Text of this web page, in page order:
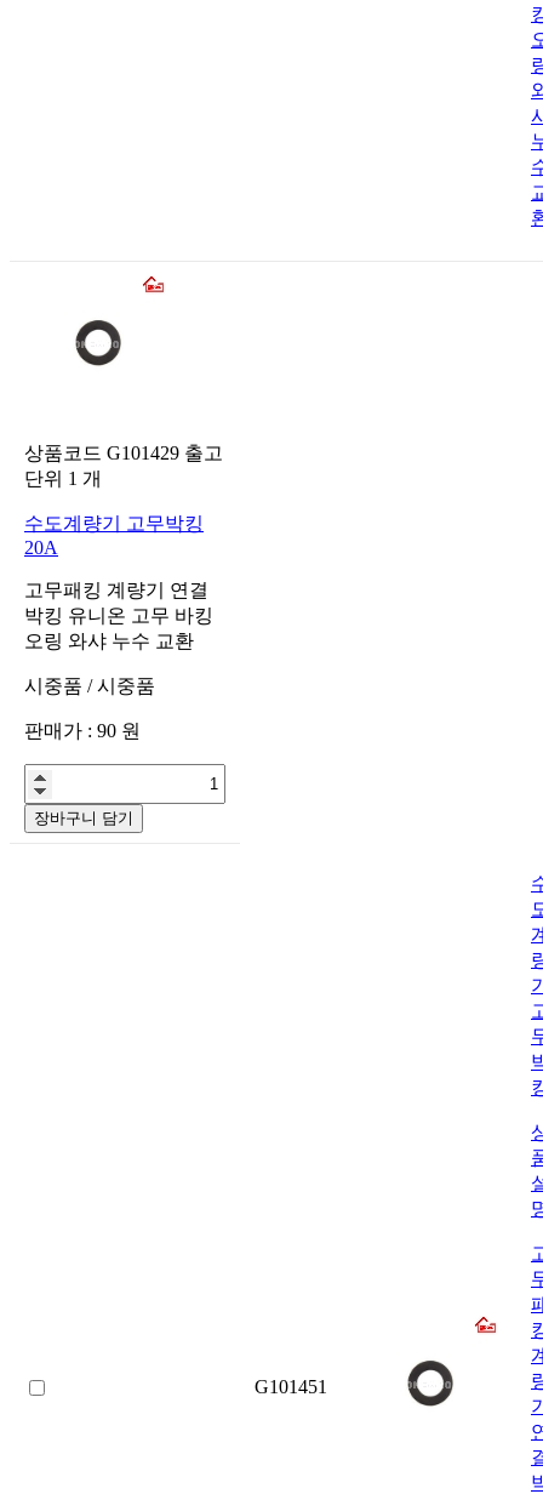
상품코드 G101429 출고
단위 1 개
수도계량기 고무박킹
20A
고무패킹 계량기 연결
박킹 유니온 고무 바킹
오링 와샤 누수 교환
시중품 / 시중품
판매가 : 90 원
장바구니 담기
G101451